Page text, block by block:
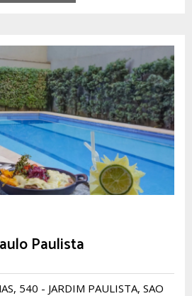
Paulista
540 - JARDIM PAULISTA, SAO